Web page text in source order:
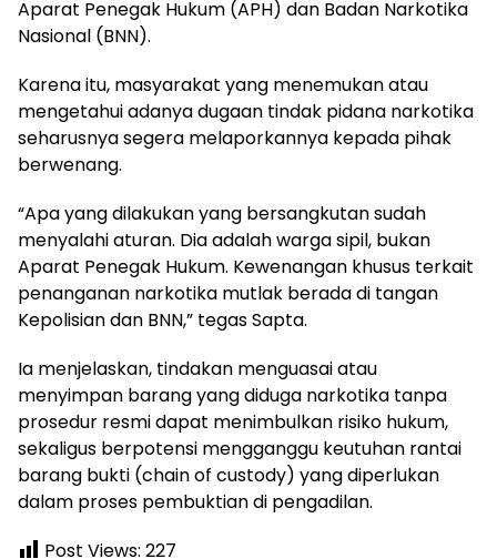
Aparat Penegak Hukum (APH) dan Badan Narkotika
Nasional (BNN).
Karena itu, masyarakat yang menemukan atau
mengetahui adanya dugaan tindak pidana narkotika
seharusnya segera melaporkannya kepada pihak
berwenang.
“Apa yang dilakukan yang bersangkutan sudah
menyalahi aturan. Dia adalah warga sipil, bukan
Aparat Penegak Hukum. Kewenangan khusus terkait
penanganan narkotika mutlak berada di tangan
Kepolisian dan BNN,” tegas Sapta.
Ia menjelaskan, tindakan menguasai atau
menyimpan barang yang diduga narkotika tanpa
prosedur resmi dapat menimbulkan risiko hukum,
sekaligus berpotensi mengganggu keutuhan rantai
barang bukti (chain of custody) yang diperlukan
dalam proses pembuktian di pengadilan.
Post Views: 227